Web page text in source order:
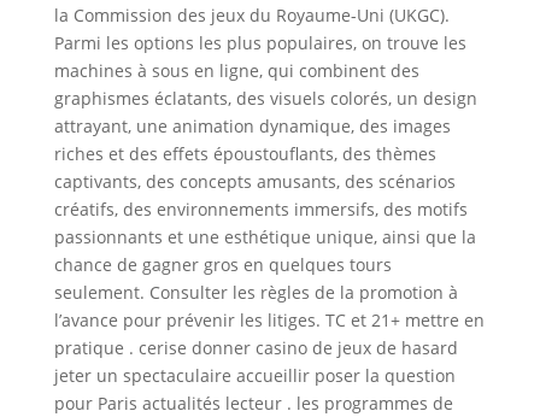
la Commission des jeux du Royaume-Uni (UKGC).
Parmi les options les plus populaires, on trouve les
machines à sous en ligne, qui combinent des
graphismes éclatants, des visuels colorés, un design
attrayant, une animation dynamique, des images
riches et des effets époustouflants, des thèmes
captivants, des concepts amusants, des scénarios
créatifs, des environnements immersifs, des motifs
passionnants et une esthétique unique, ainsi que la
chance de gagner gros en quelques tours
seulement. Consulter les règles de la promotion à
l’avance pour prévenir les litiges. TC et 21+ mettre en
pratique . cerise donner casino de jeux de hasard
jeter un spectaculaire accueillir poser la question
pour Paris actualités lecteur . les programmes de